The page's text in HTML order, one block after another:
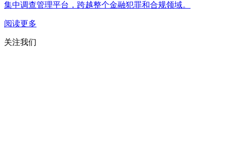
集中调查管理平台，跨越整个金融犯罪和合规领域。
阅读更多
关注我们